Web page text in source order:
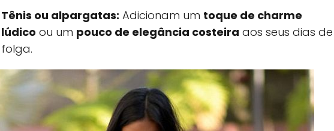
Tênis ou alpargatas: Adicionam um toque de charme
lúdico ou um pouco de elegância costeira aos seus dias de
folga.